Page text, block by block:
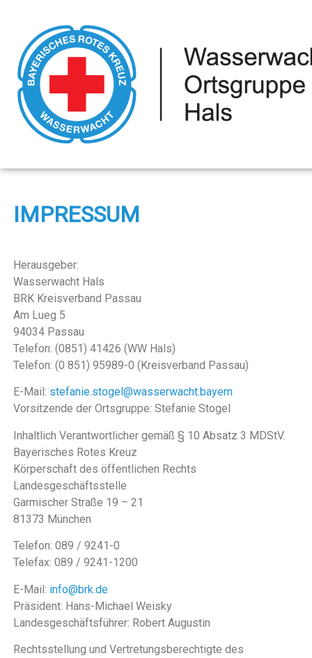
IMPRESSUM
Herausgeber:
Wasserwacht Hals
BRK Kreisverband Passau
Am Lueg 5
94034 Passau
Telefon: (0851) 41426 (WW Hals)
Telefon: (0 851) 95989-0 (Kreisverband Passau)
E-Mail: stefanie.stogel@wasserwacht.bayern
Vorsitzende der Ortsgruppe: Stefanie Stogel
Inhaltlich Verantwortlicher gemäß § 10 Absatz 3 MDStV.
Bayerisches Rotes Kreuz
Körperschaft des öffentlichen Rechts
Landesgeschäftsstelle
Garmischer Straße 19 – 21
81373 München
Telefon: 089 / 9241-0
Telefax: 089 / 9241-1200
E-Mail: info@brk.de
Präsident: Hans-Michael Weisky
Landesgeschäftsführer: Robert Augustin
Rechtsstellung und Vertretungsberechtigte des